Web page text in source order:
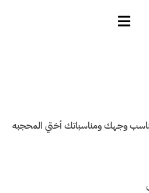
وجهك ومناسباتك أختي المحجبه